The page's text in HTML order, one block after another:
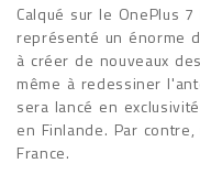
Calqué sur le OnePlus
représenté un énorme
à créer de nouveaux
même à redessiner
sera lancé en
en Finlande. Par
France.